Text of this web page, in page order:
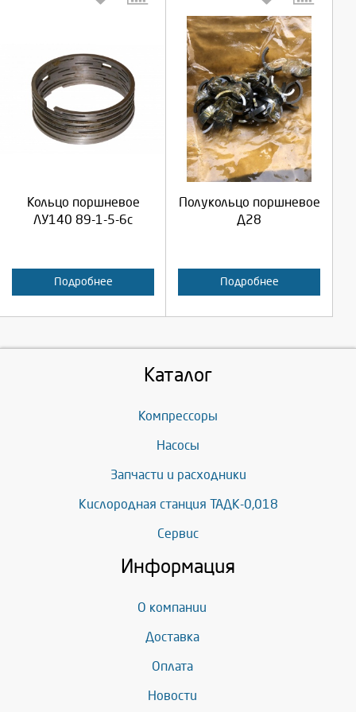
Кольцо поршневое
ЛУ140 89-1-5-6с
Подробнее
Выберите количество:
Отмена
Полукольцо поршневое
Д28
Подробнее
Выберите количество:
Продолжить
Отмена
Каталог
Компрессоры
Насосы
Запчасти и расходники
Кислородная станция ТАДК-0,018
Сервис
Информация
О компании
Доставка
Оплата
Новости